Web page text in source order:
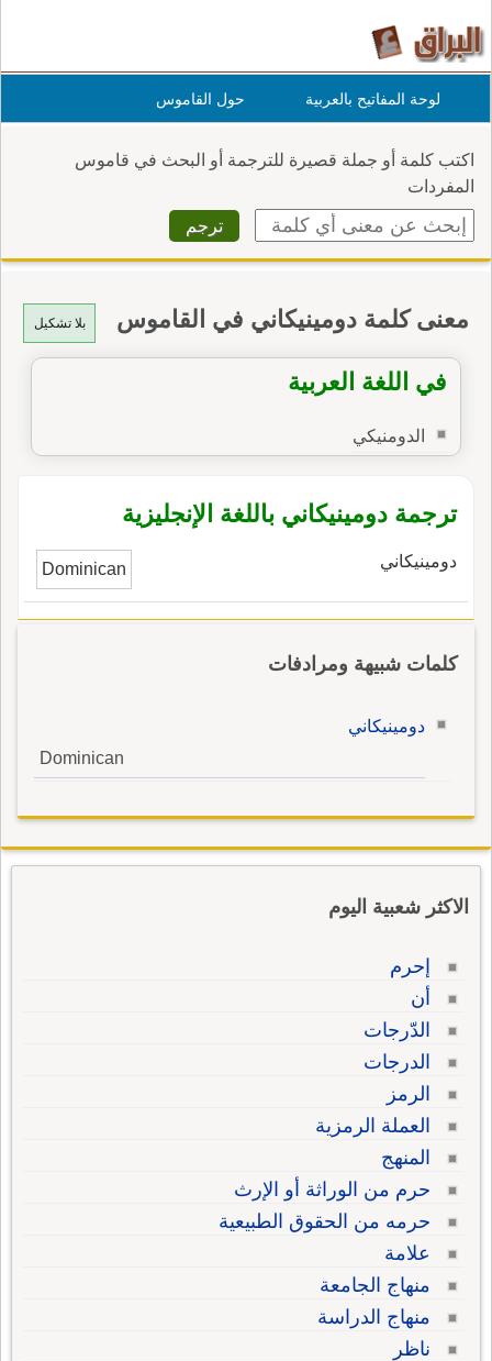
لوحة المفاتيح بالعربية حول القاموس
اكتب كلمة أو جملة قصيرة للترجمة أو البحث في قاموس
المفردات
بلا تشكيل معنى كلمة دومينيكاني في القاموس
في اللغة العربية
الدومنيكي
ترجمة دومينيكاني باللغة الإنجليزية
دومينيكاني Dominican
كلمات شبيهة ومرادفات
دومينيكاني
Dominican
الاكثر شعبية اليوم
إحرم
أن
الدّرجات
الدرجات
الرمز
العملة الرمزية
المنهج
حرم من الوراثة أو الإرث
حرمه من الحقوق الطبيعية
علامة
منهاج الجامعة
منهاج الدراسة
ناظر